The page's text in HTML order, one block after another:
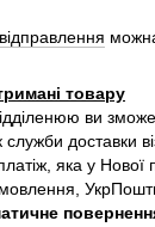
товару
ви
служби доставки
яка у Нової